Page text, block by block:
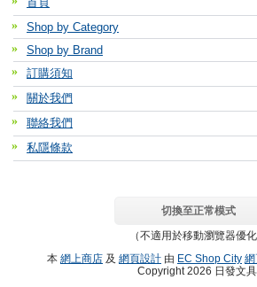
Shop by Category
Shop by Brand
訂購須知
關於我們
聯絡我們
私隱條款
切換至正常模式
（不適用於移動瀏覽器優化
本 網上商店 及 網頁設計 由 EC Shop City 網
Copyright 2026 日發文具.